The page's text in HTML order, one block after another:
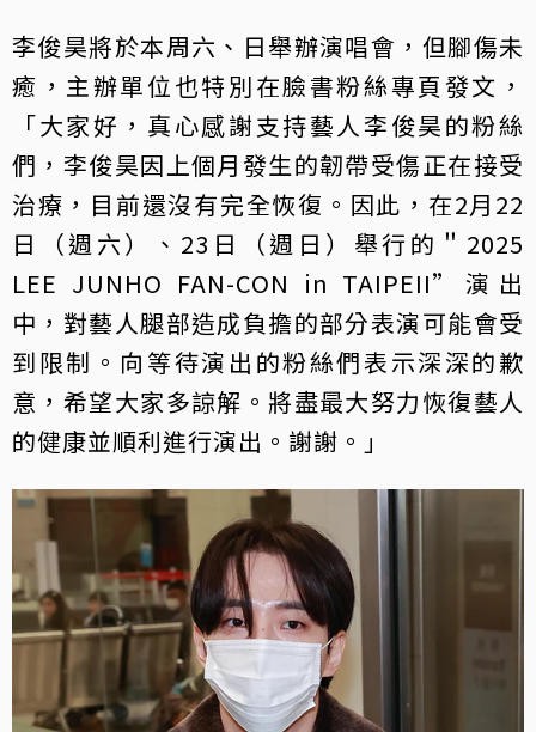
李俊昊將於本周六、日舉辦演唱會，但腳傷未
癒，主辦單位也特別在臉書粉絲專頁發文，
「大家好，真心感謝支持藝人李俊昊的粉絲
們，李俊昊因上個月發生的韌帶受傷正在接受
治療，目前還沒有完全恢復。因此，在2月22
日（週六）、23日（週日）舉行的＂2025
LEE JUNHO FAN-CON in TAIPEII”演出
中，對藝人腿部造成負擔的部分表演可能會受
到限制。向等待演出的粉絲們表示深深的歉
意，希望大家多諒解。將盡最大努力恢復藝人
的健康並順利進行演出。謝謝。」